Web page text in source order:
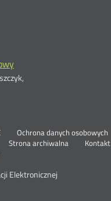
Otwórz
Ochrona danych osobowych
Otwórz
Strona archiwalna
Kontakt
Elektronicznej